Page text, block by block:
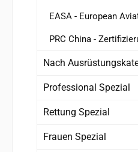
EASA - European
PRC China -
Nach
Professional Spezial
Rettung Spezial
Frauen Spezial